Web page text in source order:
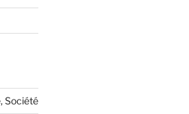
Société